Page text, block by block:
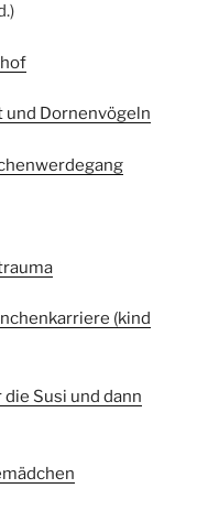
und Dornenvögeln
(kind
Susi und dann